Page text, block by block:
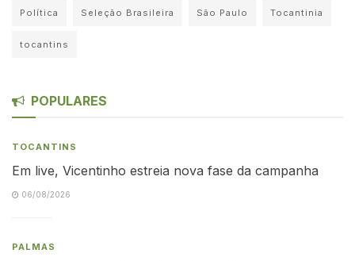
Política Seleção Brasileira São Paulo Tocantinia
tocantins
POPULARES
TOCANTINS
Em live, Vicentinho estreia nova fase da campanha
06/08/2026
PALMAS